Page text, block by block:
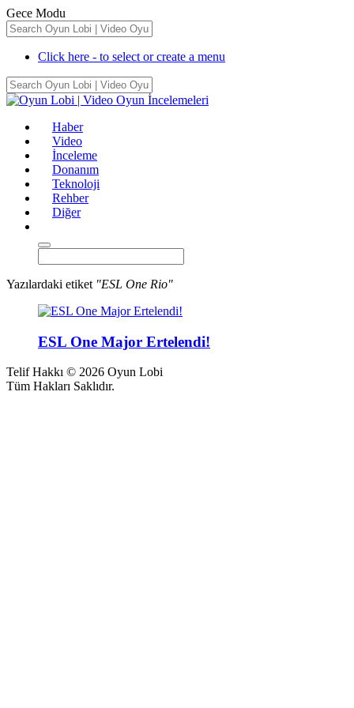
Gece Modu
Click here - to select or create a menu
Haber
Video
İnceleme
Donanım
Teknoloji
Rehber
Diğer
Yazılardaki etiket "ESL One Rio"
ESL One Major Ertelendi!
Telif Hakkı © 2026 Oyun Lobi
Tüm Hakları Saklıdır.